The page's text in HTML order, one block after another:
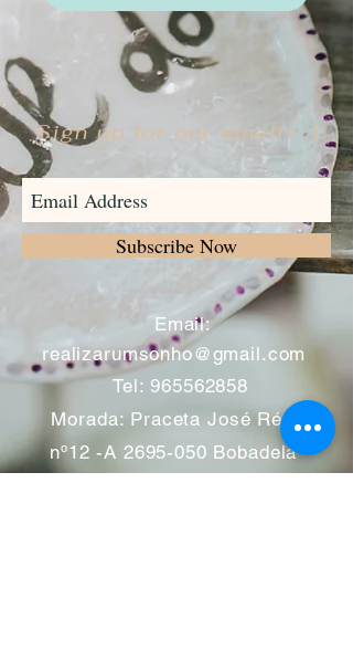
Sign up for our emails :)
Subscribe Now
Email:
realizarumsonho@gmail.com
Tel: 965562858
Morada: Praceta José Régio
nº12 -A 2695-050 Bobadela -